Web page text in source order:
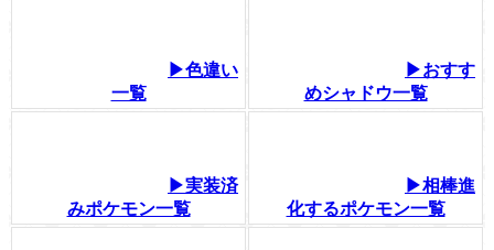
▶色違い
一覧
▶おすす
めシャドウ一覧
▶実装済
みポケモン一覧
▶相棒進
化するポケモン一覧